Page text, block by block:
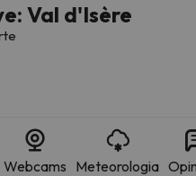
Val d'Isère
Webcams Meteorologia